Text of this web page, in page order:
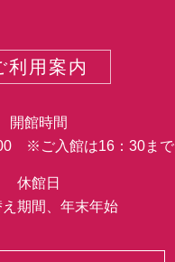
利用案内
開館時間
※ご入館は16：30まで
休館日
え期間、年末年始